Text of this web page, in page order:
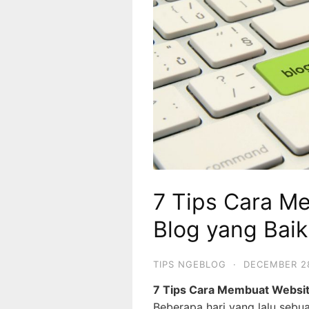
7 Tips Cara
Blog yang
TIPS NGEBLOG · DECEMBER
7 Tips Cara Membuat